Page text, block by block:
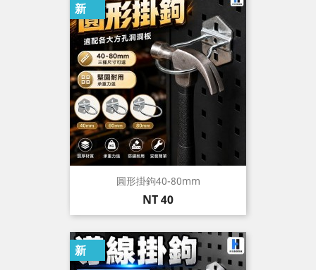
圓形掛鉤40-80mm
價
格
NT 40
新
新